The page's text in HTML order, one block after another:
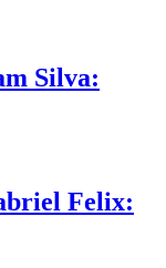
Silva:
Felix: